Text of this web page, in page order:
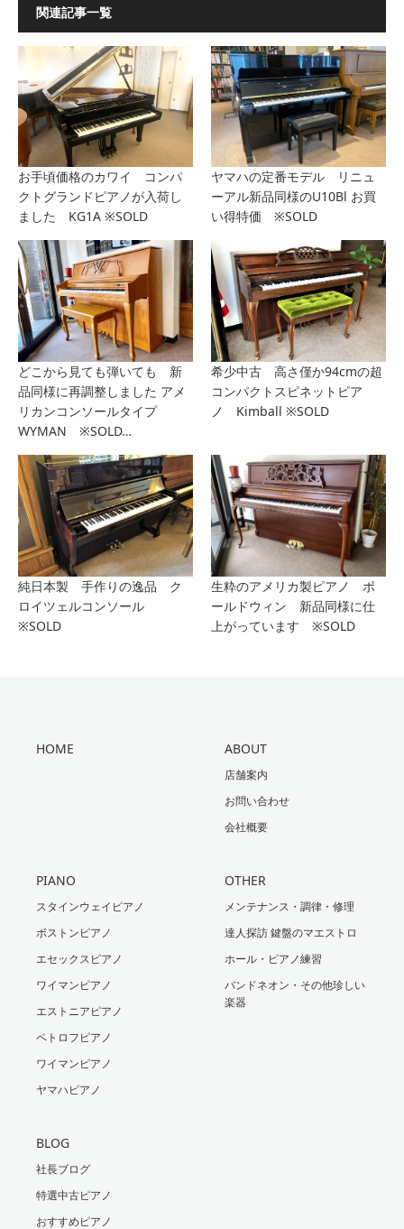
関連記事一覧
お手頃価格のカワイ コンパ
クトグランドピアノが入荷し
ました KG1A ※SOLD
ヤマハの定番モデル リニュ
ーアル新品同様のU10Bl お買
い得特価 ※SOLD
どこから見ても弾いても 新
品同様に再調整しました アメ
リカンコンソールタイプ
WYMAN ※SOLD…
希少中古 高さ僅か94cmの超
コンパクトスピネットピア
ノ Kimball ※SOLD
純日本製 手作りの逸品 ク
ロイツェルコンソール
※SOLD
生粋のアメリカ製ピアノ ボ
ールドウィン 新品同様に仕
上がっています ※SOLD
HOME ABOUT
店舗案内
お問い合わせ
会社概要
PIANO
スタインウェイピアノ
ボストンピアノ
エセックスピアノ
ワイマンピアノ
エストニアピアノ
ペトロフピアノ
ワイマンピアノ
ヤマハピアノ
OTHER
メンテナンス・調律・修理
達人探訪 鍵盤のマエストロ
ホール・ピアノ練習
バンドネオン・その他珍しい
楽器
BLOG
社長ブログ
特選中古ピアノ
おすすめピアノ